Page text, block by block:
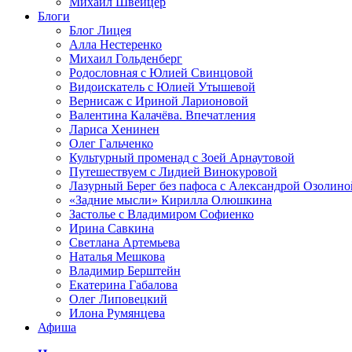
Блоги
Блог Лицея
Алла Нестеренко
Михаил Гольденберг
Родословная с Юлией Свинцовой
Видоискатель с Юлией Утышевой
Вернисаж с Ириной Ларионовой
Валентина Калачёва. Впечатления
Лариса Хенинен
Олег Гальченко
Культурный променад с Зоей Арнаутовой
Путешествуем с Лидией Винокуровой
Лазурный Берег без пафоса с Александрой
«Задние мысли» Кирилла Олюшкина
Застолье с Владимиром Софиенко
Ирина Савкина
Светлана Артемьева
Наталья Мешкова
Владимир Берштейн
Екатерина Габалова
Олег Липовецкий
Илона Румянцева
Афиша